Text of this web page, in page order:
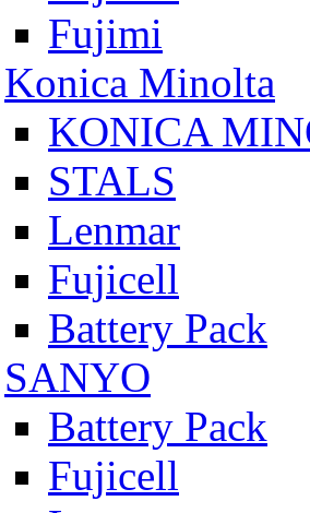
Fujimi
Konica Minolta
KONICA
STALS
Lenmar
Fujicell
Battery Pack
SANYO
Battery Pack
Fujicell